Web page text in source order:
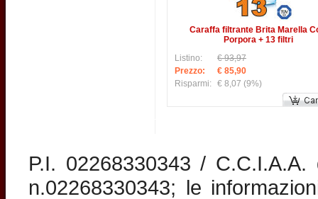
Caraffa filtrante Brita Marella
Porpora + 13 filtri
Listino:
€ 93,97
Prezzo:
€ 85,90
Risparmi: € 8,07 (9%)
P.I. 02268330343 /
n.02268330343; le